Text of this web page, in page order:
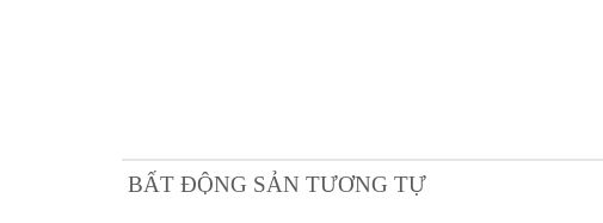
BẤT ĐỘNG SẢN TƯƠNG TỰ